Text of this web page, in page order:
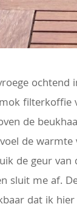
ochtend
filterkoffie
de
de
de geur van
sluit me af.
dat ik